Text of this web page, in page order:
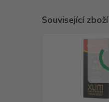
Související zboží